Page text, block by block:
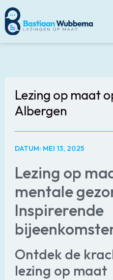
Lezing op maat
Albergen
DATUM: MEI 13, 2025
Lezing op
mentale
Inspirerende
Ontdek de
lezing op maat